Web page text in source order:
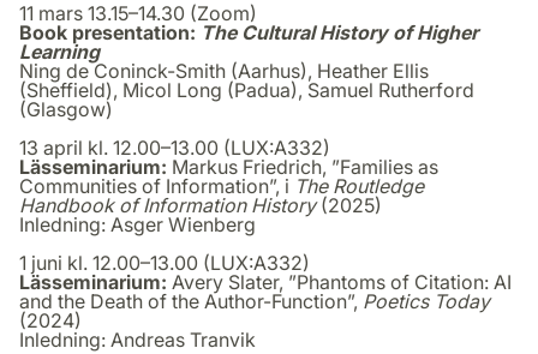
11 mars 13.15–14.30 (Zoom)
Book presentation: The Cultural History of Higher
Learning
Ning de Coninck-Smith (Aarhus), Heather Ellis
(Sheffield), Micol Long (Padua), Samuel Rutherford
(Glasgow)
13 april kl. 12.00–13.00 (LUX:A332)
Lässeminarium: Markus Friedrich, ”Families as
Communities of Information”, i The Routledge
Handbook of Information History(2025)
Inledning: Asger Wienberg
1 juni kl. 12.00–13.00 (LUX:A332)
Lässeminarium: Avery Slater, ”Phantoms of Citation: AI
and the Death of the Author-Function”, Poetics Today
(2024)
Inledning: Andreas Tranvik